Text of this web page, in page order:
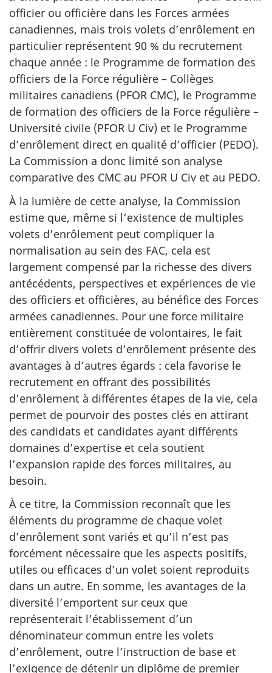
officier ou officière dans les Forces armées
canadiennes, mais trois volets d’enrôlement en
particulier représentent 90 % du recrutement
chaque année : le Programme de formation des
officiers de la Force régulière – Collèges
militaires canadiens (PFOR CMC), le Programme
de formation des officiers de la Force régulière –
Université civile (PFOR U Civ) et le Programme
d’enrôlement direct en qualité d’officier (PEDO).
La Commission a donc limité son analyse
comparative des CMC au PFOR U Civ et au PEDO.
À la lumière de cette analyse, la Commission
estime que, même si l’existence de multiples
volets d’enrôlement peut compliquer la
normalisation au sein des FAC, cela est
largement compensé par la richesse des divers
antécédents, perspectives et expériences de vie
des officiers et officières, au bénéfice des Forces
armées canadiennes. Pour une force militaire
entièrement constituée de volontaires, le fait
d’offrir divers volets d’enrôlement présente des
avantages à d’autres égards : cela favorise le
recrutement en offrant des possibilités
d’enrôlement à différentes étapes de la vie, cela
permet de pourvoir des postes clés en attirant
des candidats et candidates ayant différents
domaines d’expertise et cela soutient
l’expansion rapide des forces militaires, au
besoin.
À ce titre, la Commission reconnaît que les
éléments du programme de chaque volet
d’enrôlement sont variés et qu’il n’est pas
forcément nécessaire que les aspects positifs,
utiles ou efficaces d’un volet soient reproduits
dans un autre. En somme, les avantages de la
diversité l’emportent sur ceux que
représenterait l’établissement d’un
dénominateur commun entre les volets
d’enrôlement, outre l’instruction de base et
l’exigence de détenir un diplôme de premier